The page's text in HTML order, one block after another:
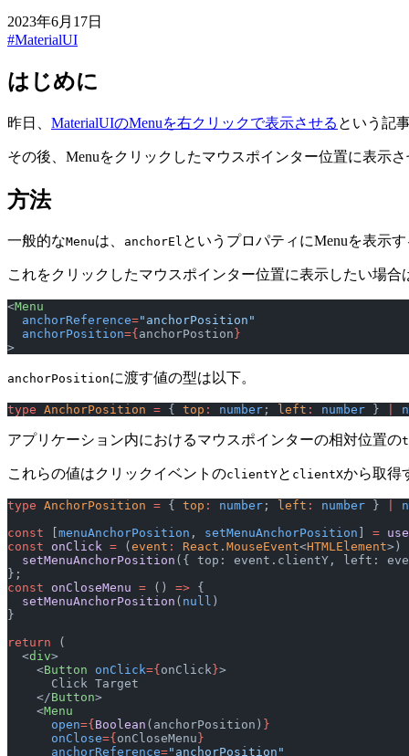
2023年6月17日
#MaterialUI
はじめに
昨日、 MaterialUIのMenuを右クリックで表示させる という記
その後、Menuをクリックしたマウスポインター位置に表示
方法
一般的なMenuは、 anchorEl というプロパティにMenuを表示
これをクリックしたマウスポインター位置に表示したい場合
<Menu
  anchorReference
="anchorPosition"
  anchorPosition
={ anchorPostion }
>
anchorPositionに渡す値の型は以下。
type AnchorPosition = { top : number ; left : number }
アプリケーション内におけるマウスポインターの相対位置の
これらの値はクリックイベントのclientYと clientXから取得
type AnchorPosition = { top : number ; left : number }
const
menuAnchorPosition , setMenuAnchorPosition =
const onClick = ( event : React . MouseEvent<HTMLElement>)
  setMenuAnchorPosition
({ top: event.clientY, left:
};
const onCloseMenu = () => {
  setMenuAnchorPosition
( null )
}
return (
  <
div>
    <
Button onClick={ onClick }>
      Click Target
    </
Button>
    <
Menu
      open
={ Boolean (anchorPosition) }
      onClose
={ onCloseMenu }
      anchorReference
="anchorPosition"